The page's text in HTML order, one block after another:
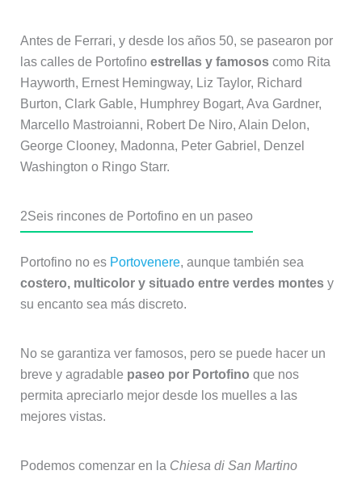
Antes de Ferrari, y desde los años 50, se pasearon por
las calles de Portofino estrellas y famososcomo Rita
Hayworth, Ernest Hemingway, Liz Taylor, Richard
Burton, Clark Gable, Humphrey Bogart, Ava Gardner,
Marcello Mastroianni, Robert De Niro, Alain Delon,
George Clooney, Madonna, Peter Gabriel, Denzel
Washington o Ringo Starr.
2Seis rincones de Portofino en un paseo
Portofino no es Portovenere, aunque también sea
costero, multicolor y situado entre verdes montesy
su encanto sea más discreto.
No se garantiza ver famosos, pero se puede hacer un
breve y agradable paseo por Portofino que nos
permita apreciarlo mejor desde los muelles a las
mejores vistas.
Podemos comenzar en la Chiesa di San Martino